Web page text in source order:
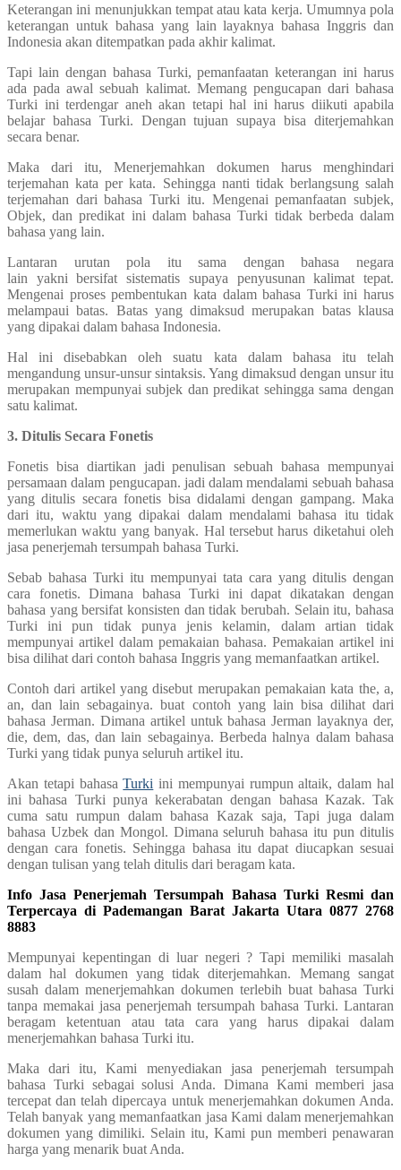
Keterangan ini menunjukkan tempat atau kata kerja. Umumnya pola
keterangan untuk bahasa yang lain layaknya bahasa Inggris dan
Indonesia akan ditempatkan pada akhir kalimat.
Tapi lain dengan bahasa Turki, pemanfaatan keterangan ini harus
ada pada awal sebuah kalimat. Memang pengucapan dari bahasa
Turki ini terdengar aneh akan tetapi hal ini harus diikuti apabila
belajar bahasa Turki. Dengan tujuan supaya bisa diterjemahkan
secara benar.
Maka dari itu, Menerjemahkan dokumen harus menghindari
terjemahan kata per kata. Sehingga nanti tidak berlangsung salah
terjemahan dari bahasa Turki itu. Mengenai pemanfaatan subjek,
Objek, dan predikat ini dalam bahasa Turki tidak berbeda dalam
bahasa yang lain.
Lantaran urutan pola itu sama dengan bahasa negara
lain yakni bersifat sistematis supaya penyusunan kalimat tepat.
Mengenai proses pembentukan kata dalam bahasa Turki ini harus
melampaui batas. Batas yang dimaksud merupakan batas klausa
yang dipakai dalam bahasa Indonesia.
Hal ini disebabkan oleh suatu kata dalam bahasa itu telah
mengandung unsur-unsur sintaksis. Yang dimaksud dengan unsur itu
merupakan mempunyai subjek dan predikat sehingga sama dengan
satu kalimat.
3. Ditulis Secara Fonetis
Fonetis bisa diartikan jadi penulisan sebuah bahasa mempunyai
persamaan dalam pengucapan. jadi dalam mendalami sebuah bahasa
yang ditulis secara fonetis bisa didalami dengan gampang. Maka
dari itu, waktu yang dipakai dalam mendalami bahasa itu tidak
memerlukan waktu yang banyak. Hal tersebut harus diketahui oleh
jasa penerjemah tersumpah bahasa Turki.
Sebab bahasa Turki itu mempunyai tata cara yang ditulis dengan
cara fonetis. Dimana bahasa Turki ini dapat dikatakan dengan
bahasa yang bersifat konsisten dan tidak berubah. Selain itu, bahasa
Turki ini pun tidak punya jenis kelamin, dalam artian tidak
mempunyai artikel dalam pemakaian bahasa. Pemakaian artikel ini
bisa dilihat dari contoh bahasa Inggris yang memanfaatkan artikel.
Contoh dari artikel yang disebut merupakan pemakaian kata the, a,
an, dan lain sebagainya. buat contoh yang lain bisa dilihat dari
bahasa Jerman. Dimana artikel untuk bahasa Jerman layaknya der,
die, dem, das, dan lain sebagainya. Berbeda halnya dalam bahasa
Turki yang tidak punya seluruh artikel itu.
Akan tetapi bahasaTurki ini mempunyai rumpun altaik, dalam hal
ini bahasa Turki punya kekerabatan dengan bahasa Kazak. Tak
cuma satu rumpun dalam bahasa Kazak saja, Tapi juga dalam
bahasa Uzbek dan Mongol. Dimana seluruh bahasa itu pun ditulis
dengan cara fonetis. Sehingga bahasa itu dapat diucapkan sesuai
dengan tulisan yang telah ditulis dari beragam kata.
Info Jasa Penerjemah Tersumpah Bahasa Turki Resmi dan
Terpercaya di Pademangan Barat Jakarta Utara 0877 2768
8883
Mempunyai kepentingan di luar negeri ? Tapi memiliki masalah
dalam hal dokumen yang tidak diterjemahkan. Memang sangat
susah dalam menerjemahkan dokumen terlebih buat bahasa Turki
tanpa memakai jasa penerjemah tersumpah bahasa Turki. Lantaran
beragam ketentuan atau tata cara yang harus dipakai dalam
menerjemahkan bahasa Turki itu.
Maka dari itu, Kami menyediakan jasa penerjemah tersumpah
bahasa Turki sebagai solusi Anda. Dimana Kami memberi jasa
tercepat dan telah dipercaya untuk menerjemahkan dokumen Anda.
Telah banyak yang memanfaatkan jasa Kami dalam menerjemahkan
dokumen yang dimiliki. Selain itu, Kami pun memberi penawaran
harga yang menarik buat Anda.